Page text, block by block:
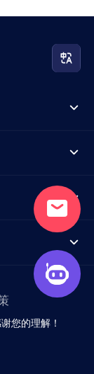
您的理解！